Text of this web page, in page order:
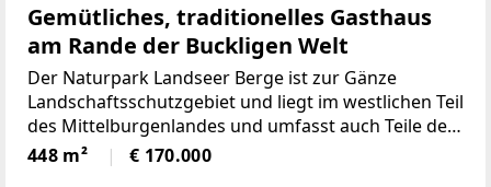
Gemütliches, traditionelles Gasthaus
am Rande der Buckligen Welt
Der Naturpark Landseer Berge ist zur Gänze
Landschaftsschutzgebiet und liegt im westlichen Teil
des Mittelburgenlandes und umfasst auch Teile der
angrenzenden Buckligen Welt, Niederösterreich.
Das Gebiet ist gekennzeichnet durch ein großes,
448 m² € 170.000